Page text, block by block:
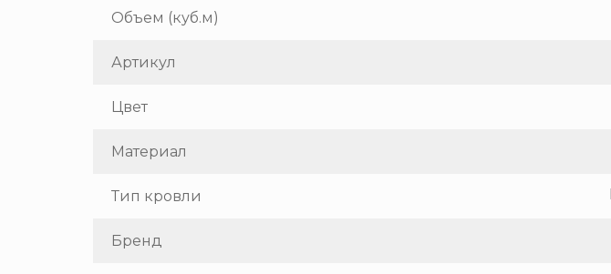
Объем (куб.м)
Артикул
Цвет
Материал
Тип кровли
Бренд